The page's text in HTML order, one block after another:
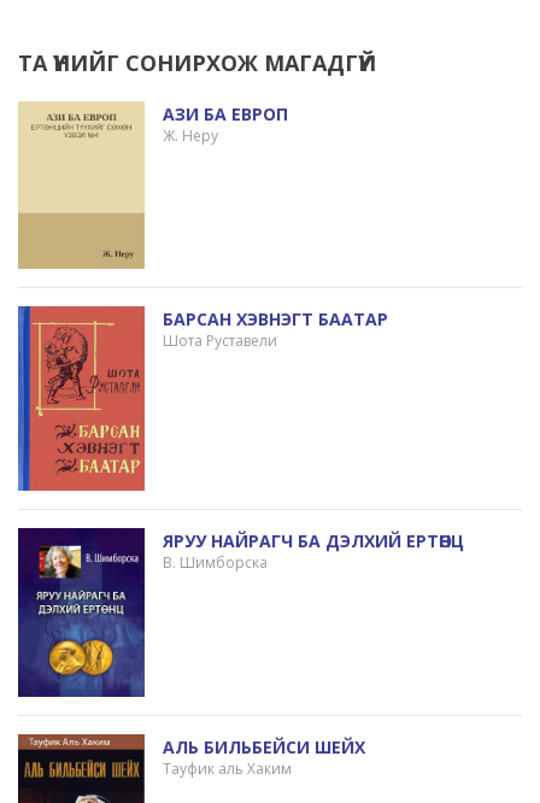
ТА ҮҮНИЙГ СОНИРХОЖ МАГАДГҮЙ
АЗИ БА ЕВРОП
Ж. Неру
БАРСАН ХЭВНЭГТ БААТАР
Шота Руставели
ЯРУУ НАЙРАГЧ БА ДЭЛХИЙ ЕРТӨНЦ
В. Шимборска
АЛЬ БИЛЬБЕЙСИ ШЕЙХ
Тауфик аль Хаким